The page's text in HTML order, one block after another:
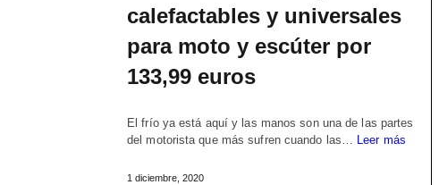
calefactables y universales
para moto y escúter por
133,99 euros
El frío ya está aquí y las manos son una de las partes
del motorista que más sufren cuando las… Leer más
1 diciembre, 2020